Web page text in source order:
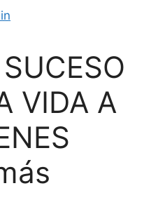
VIDA A